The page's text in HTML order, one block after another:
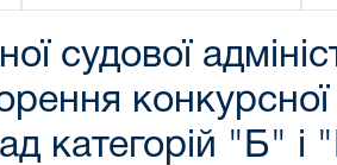
судової
конкурсної
категорій "Б"